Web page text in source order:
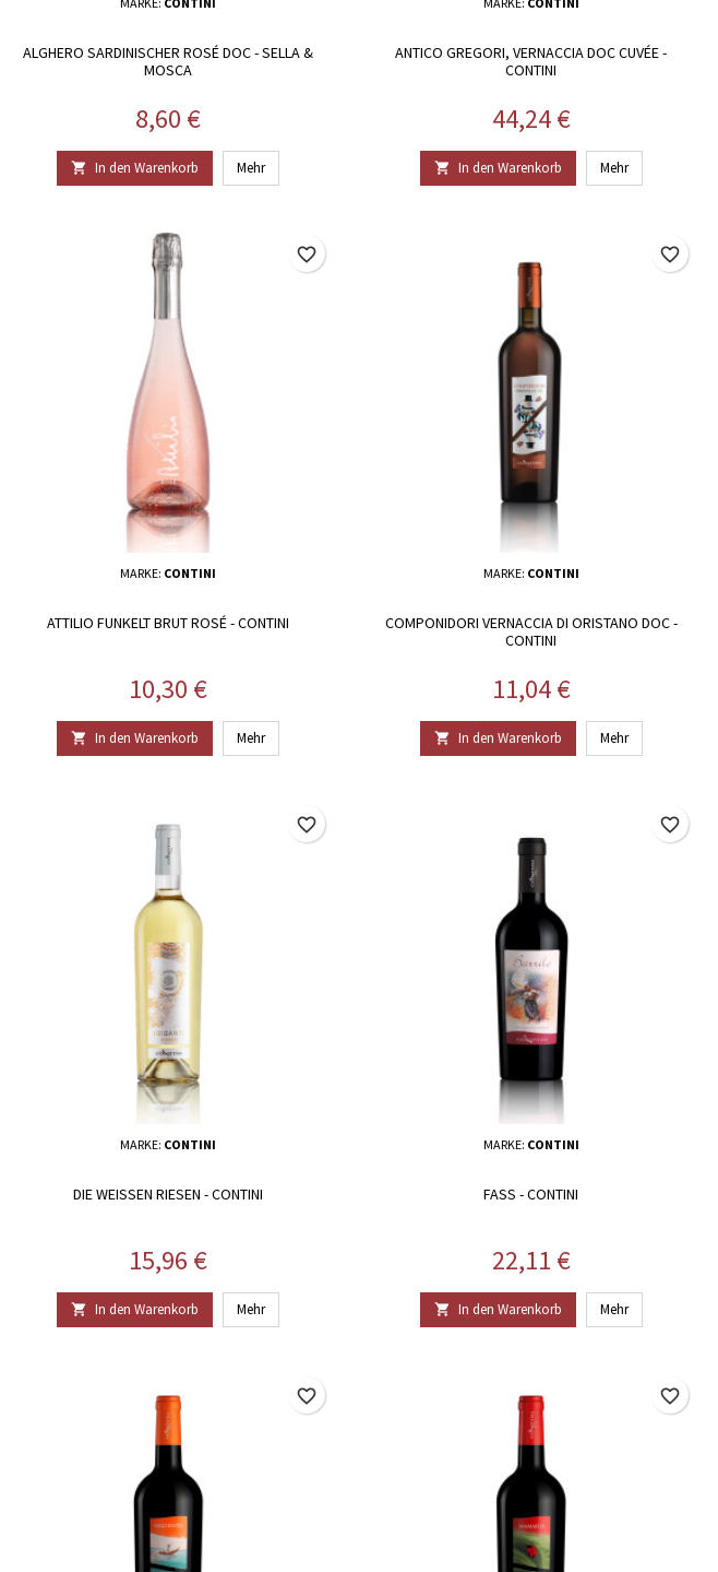
ALGHERO SARDINISCHER ROSÉ DOC - SELLA &
MOSCA
Preis
8,60 €
 In den Warenkorb Mehr
ANTICO GREGORI, VERNACCIA DOC CUVÉE -
CONTINI
Preis
44,24 €
 In den Warenkorb Mehr
MARKE: CONTINI
ATTILIO FUNKELT BRUT ROSÉ - CONTINI
Preis
10,30 €
 In den Warenkorb Mehr
favorite_border
MARKE: CONTINI
COMPONIDORI VERNACCIA DI ORISTANO DOC -
CONTINI
Preis
11,04 €
 In den Warenkorb Mehr
favorite_border
MARKE: CONTINI
DIE WEISSEN RIESEN - CONTINI
Preis
15,96 €
 In den Warenkorb Mehr
favorite_border
MARKE: CONTINI
FASS - CONTINI
Preis
22,11 €
 In den Warenkorb Mehr
favorite_border
favorite_border favorite_border